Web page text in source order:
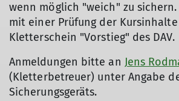
wenn möglich "weich" zu
mit einer Prüfung der
Kletterschein "Vorstieg" des DAV.
Anmeldungen bitte an Jens
(Kletterbetreuer) unter Angabe
Sicherungsgeräts.